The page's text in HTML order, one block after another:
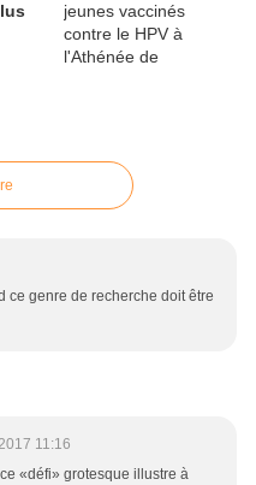
ce genre de recherche doit être
11:16
«défi» grotesque illustre à